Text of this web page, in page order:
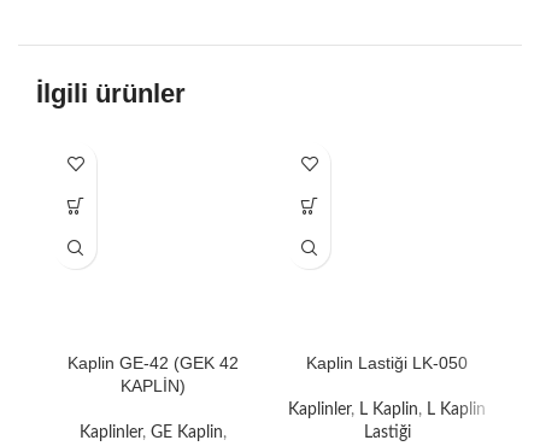
İlgili ürünler
Kaplin GE-42 (GEK 42
KAPLİN)
Kaplinler, GE Kaplin,
Kaplin Lastiği LK-050
Kaplinler, L Kaplin, L Kaplin
Lastiği